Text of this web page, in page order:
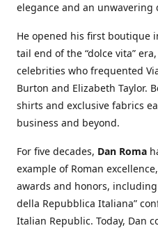
elegance and an unwavering
He opened his first boutique
tail end of the “dolce vita”
celebrities who frequented
Burton and Elizabeth Taylor.
shirts and exclusive fabrics
business and beyond.
For five decades, Dan Roma
example of Roman
awards and honors,
della Repubblica Italiana”
Italian Republic. Today, Dan